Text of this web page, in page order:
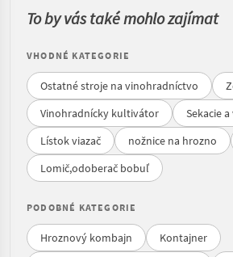
To by vás také mohlo zajímat
VHODNÉ KATEGORIE
Ostatné stroje na vinohradníctvo
Vinohradnícky kultivátor
Sekacie
Lístok viazač
nožnice na hrozno
Lomič,odoberač bobuľ
PODOBNÉ KATEGORIE
Hroznový kombajn
Kontajner